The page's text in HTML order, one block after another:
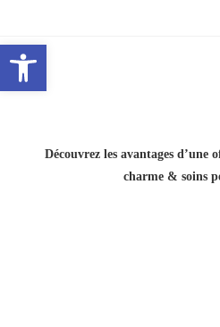
Découvrez les avantages d’une
charme & soins
Ouvrir la barre